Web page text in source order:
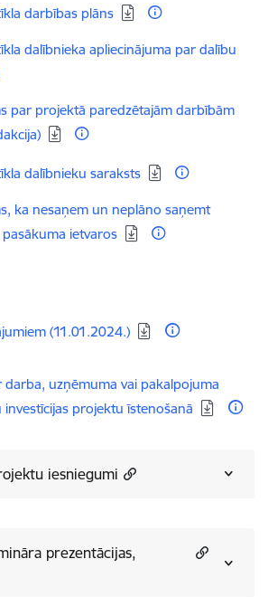
darbības plāns
dalībnieka apliecinājuma par dalību
par projektā paredzētajām darbībām
dalībnieku saraksts
ka nesaņem un neplāno saņemt
ietvaros
(11.01.2024.)
darba, uzņēmuma vai pakalpojuma
projektu īstenošanā
iesniegumi
prezentācijas,